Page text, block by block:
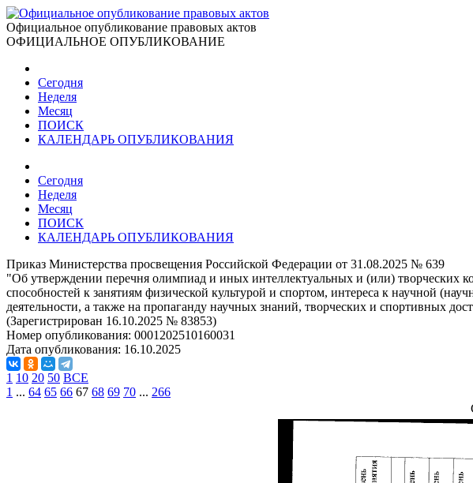
Официальное опубликование правовых актов
ОФИЦИАЛЬНОЕ ОПУБЛИКОВАНИЕ
Сегодня
Неделя
Месяц
ПОИСК
КАЛЕНДАРЬ ОПУБЛИКОВАНИЯ
Сегодня
Неделя
Месяц
ПОИСК
КАЛЕНДАРЬ ОПУБЛИКОВАНИЯ
Приказ Министерства просвещения Российской Федерации от 31.08.2025 № 639
"Об утверждении перечня олимпиад и иных интеллектуальных и (или) творческих
способностей к занятиям физической культурой и спортом, интереса к научной
деятельности, а также на пропаганду научных знаний, творческих и спортивных
(Зарегистрирован 16.10.2025 № 83853)
Номер опубликования: 0001202510160031
Дата опубликования: 16.10.2025
1 10 20 50 ВСЕ
1 ... 64 65 66 67 68 69 70 ... 266